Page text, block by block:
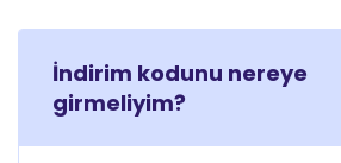
İndirim kodunu nereye
girmeliyim?